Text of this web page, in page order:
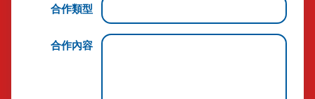
合作類型
合作內容